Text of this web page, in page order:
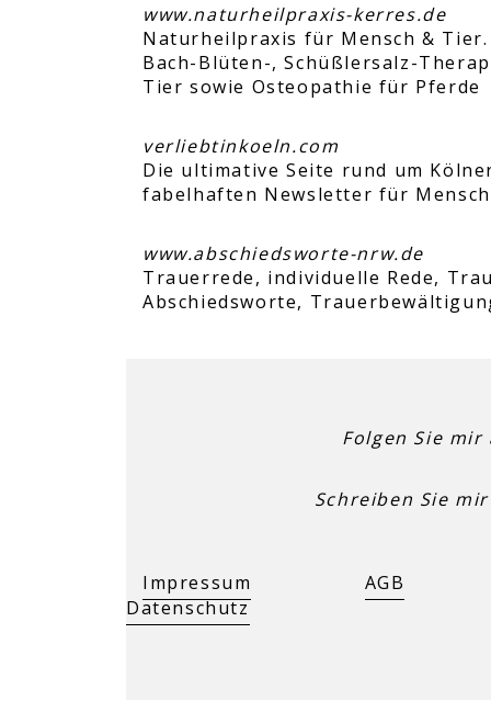
www.naturheilpraxis-kerres.de
Naturheilpraxis für Mensch &
Bach-Blüten-, Schüßlersalz-
Tier sowie Osteopathie für Pferde
verliebtinkoeln.com
Die ultimative Seite rund um
fabelhaften Newsletter für
www.abschiedsworte-nrw.de
Trauerrede, individuelle Rede,
Abschiedsworte,
Folgen Sie mir
Schreiben Sie
Impressum
AGB
Datenschutz